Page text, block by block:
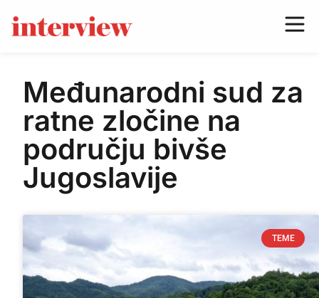
Međunarodni sud za
ratne zločine na
području bivše
Jugoslavije
TEME